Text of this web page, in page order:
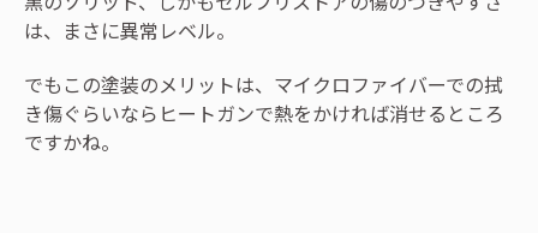
は、まさに異常レベル。
でもこの塗装のメリットは、マイクロファイバーでの拭
き傷ぐらいならヒートガンで熱をかければ消せるところ
ですかね。